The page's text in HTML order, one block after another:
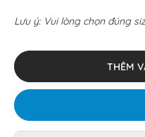
Lưu ý: Vui lòng chọn đúng
THÊM